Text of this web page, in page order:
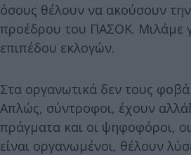
όσους θέλουν να ακούσουν
προέδρου του ΠΑΣΟΚ. Μιλάμε
επιπέδου εκλογών.
Στα οργανωτικά δεν τους
Απλώς, σύντροφοι, έχουν
πράγματα και οι ψηφοφόροι,
είναι οργανωμένοι, θέλουν